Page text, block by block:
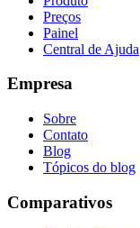
Preços
Painel
Central de Ajuda
Empresa
Sobre
Contato
Blog
Tópicos do blog
Comparativos